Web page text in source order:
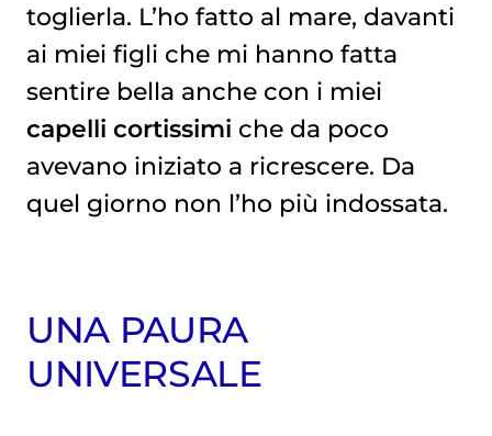
toglierla. L’ho fatto al mare, davanti
ai miei figli che mi hanno fatta
sentire bella anche con i miei
capelli cortissimi che da poco
avevano iniziato a ricrescere. Da
quel giorno non l’ho più indossata.
UNA PAURA
UNIVERSALE